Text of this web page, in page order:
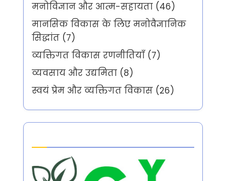
मनोविज्ञान और आत्म-सहायता (46)
मानसिक विकास के लिए मनोवैज्ञानिक
सिद्धांत (7)
व्यक्तिगत विकास रणनीतियाँ (7)
व्यवसाय और उद्यमिता (8)
स्वयं प्रेम और व्यक्तिगत विकास (26)